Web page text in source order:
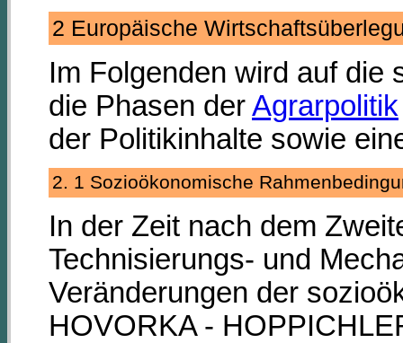
2 Europäische
Im Folgenden wird auf die
die Phasen derAgrarpolitik
der Politikinhalte sowie
2. 1 Sozioökonomische
In der Zeit nach dem
Technisierungs- und
Veränderungen der
HOVORKA -